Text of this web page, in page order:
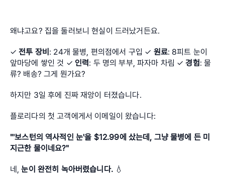
왜냐고요? 집을 둘러보니 현실이 드러났거든요.
✓ 전투 장비 : 24개 물병, 편의점에서 구입 ✓ 원료: 8피트 눈이
앞마당에 쌓인 것 ✓ 인력 : 두 명의 부부, 파자마 차림 ✓ 경험 : 물
류? 배송? 그게 뭔가요?
하지만 3일 후에 진짜 재앙이 터졌습니다.
플로리다의 첫 고객에게서 이메일이 왔습니다:
"'보스턴의 역사적인 눈'을 $12.99에 샀는데, 그냥 물병에 든 미
지근한 물이네요?"
네, 눈이 완전히 녹아버렸습니다. 💧